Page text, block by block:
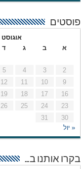
פוסטים
אוגוסט 2026
א
ב ג ד
2
3
4
5
9
10
11
12
16
17
18
19
23
24
25
26
30
31
« יול
בקרו אותנו ב…